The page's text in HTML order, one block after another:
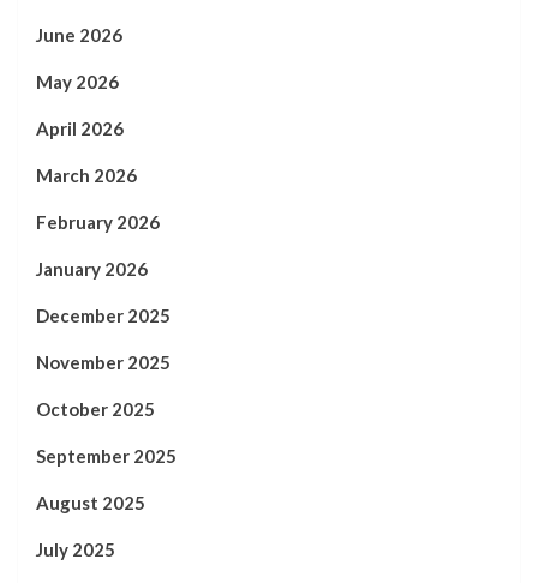
June 2026
May 2026
April 2026
March 2026
February 2026
January 2026
December 2025
November 2025
October 2025
September 2025
August 2025
July 2025